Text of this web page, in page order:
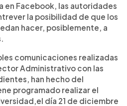
en Facebook, las autoridades
la posibilidad de que los
hacer, posiblemente, a
comunicaciones realizadas
Administrativo con las
han hecho del
programado realizar el
día 21 de diciembre